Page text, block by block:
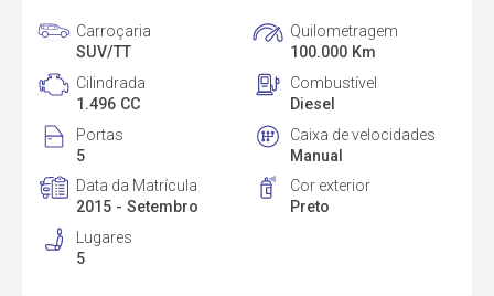
Carroçaria
SUV/TT
Quilometragem
100.000 Km
Cilindrada
1.496 CC
Combustível
Diesel
Portas
5
Caixa de velocidades
Manual
Data da Matrícula
2015 - Setembro
Cor exterior
Preto
Lugares
5